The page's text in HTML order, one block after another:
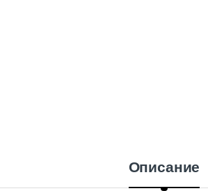
Описание